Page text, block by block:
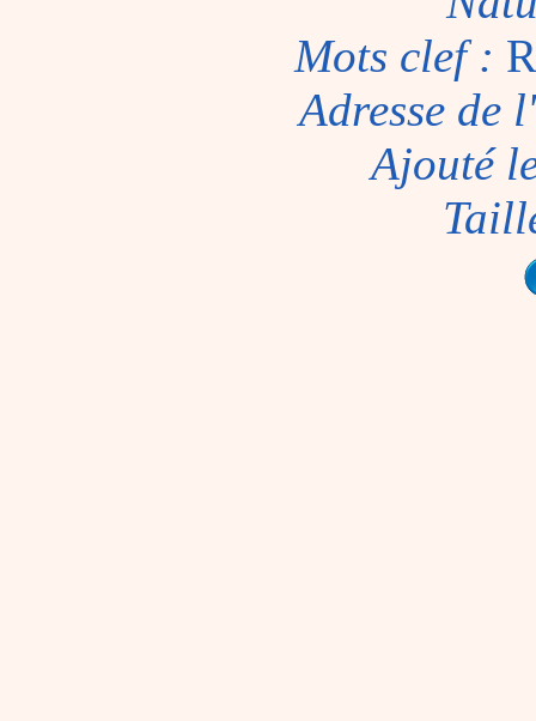
Mots clef :
Adresse
Ajouté